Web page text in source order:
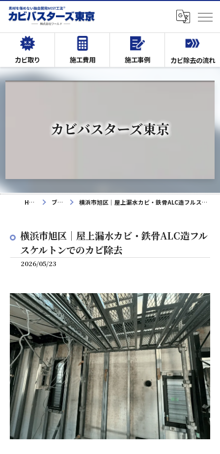
カビ取り 施工費用 施工事例 カビ除去の流れ
カビバスターズ東京
HOME ブログ 横浜市旭区｜屋上漏水カビ・鉄骨ALC造フルスケルトンでのカビ除去
横浜市旭区｜屋上漏水カビ・鉄骨ALC造フル
スケルトンでのカビ除去
2026/05/23